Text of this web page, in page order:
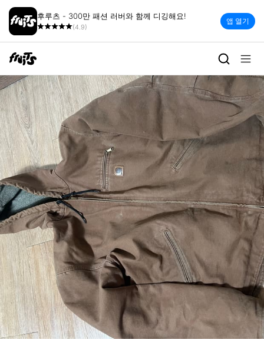
후루츠 - 300만 패션 러버와 함께 디깅해요!
(4.9)
앱 열기